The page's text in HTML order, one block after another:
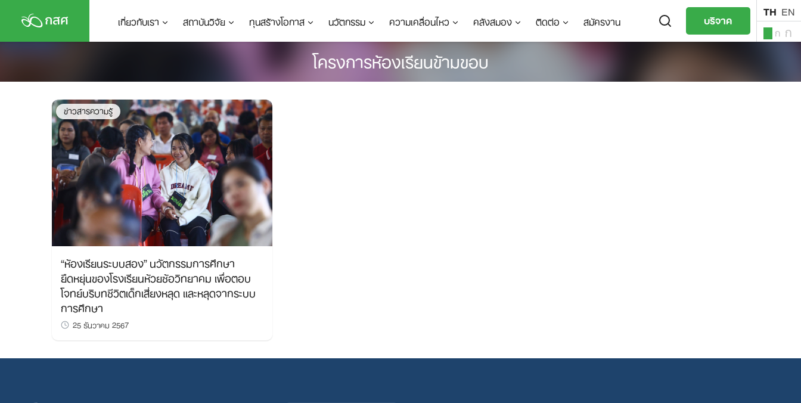
content
เกี่ยวกับเรา สถาบันวิจัย ทุนสร้างโอกาส นวัตกรรม ความเคลื่อนไหว คลังสมอง ติดต่อ สมัครงาน บริจาค TH EN
ก ก
TH
โครงการห้องเรียนข้ามขอบ
ข่าวสารความรู้
“ห้องเรียนระบบสอง” นวัตกรรมการศึกษา
ยืดหยุ่นของโรงเรียนห้วยซ้อวิทยาคม เพื่อตอบ
โจทย์บริบทชีวิตเด็กเสี่ยงหลุด และหลุดจากระบบ
การศึกษา
25 ธันวาคม 2567